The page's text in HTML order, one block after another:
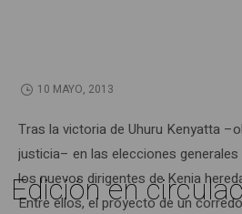
10 MAYO, 2013
Tras la victoria de Uhuru Kenyatta
justicia– en las elecciones
los nuevos dirigentes de Kenia
Entre ellos, el proyecto de un
Edición en